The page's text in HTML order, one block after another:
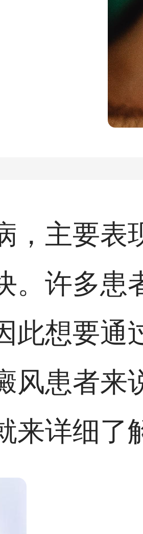
，主要表
。许多患
此想要通
风患者来
详细了